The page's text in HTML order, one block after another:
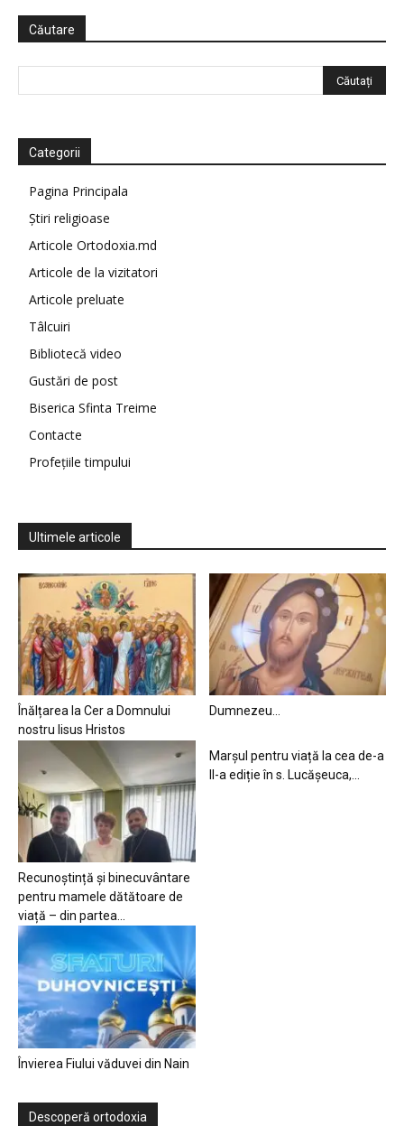
Căutare
Categorii
Pagina Principala
Știri religioase
Articole Ortodoxia.md
Articole de la vizitatori
Articole preluate
Tâlcuiri
Bibliotecă video
Gustări de post
Biserica Sfinta Treime
Contacte
Profețiile timpului
Ultimele articole
Înălțarea la Cer a Domnului
nostru Iisus Hristos
Dumnezeu…
Recunoștință și binecuvântare
pentru mamele dătătoare de
viață – din partea...
Marșul pentru viață la cea de-a
II-a ediție în s. Lucășeuca,...
Învierea Fiului văduvei din Nain
Descoperă ortodoxia